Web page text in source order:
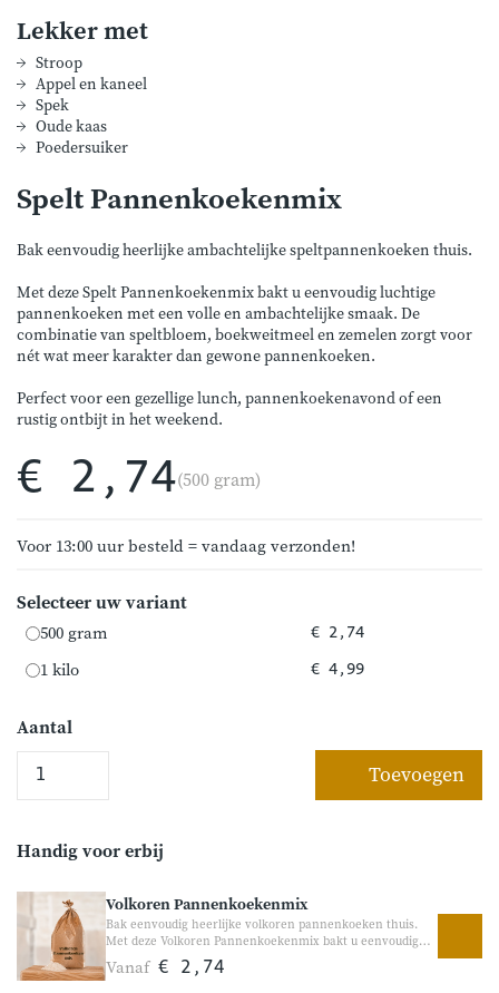
Lekker met
Stroop
Appel en kaneel
Spek
Oude kaas
Poedersuiker
Spelt Pannenkoekenmix
Bak eenvoudig heerlijke ambachtelijke speltpannenkoeken thuis.
Met deze Spelt Pannenkoekenmix bakt u eenvoudig luchtige
pannenkoeken met een volle en ambachtelijke smaak. De
combinatie van speltbloem, boekweitmeel en zemelen zorgt voor
nét wat meer karakter dan gewone pannenkoeken.
Perfect voor een gezellige lunch, pannenkoekenavond of een
rustig ontbijt in het weekend.
€ 2,74(500 gram)
Voor 13:00 uur besteld = vandaag verzonden!
Selecteer uw variant
500 gram € 2,74
1 kilo € 4,99
Aantal
Toevoegen
Handig voor erbij
Volkoren Pannenkoekenmix
Bak eenvoudig heerlijke volkoren pannenkoeken thuis.
Met deze Volkoren Pannenkoekenmix bakt u eenvoudig
luchtige pannenkoeken met een volle en ambachtelijke
smaak. De combinatie van volkoren granen, boekweitmeel
Vanaf € 2,74